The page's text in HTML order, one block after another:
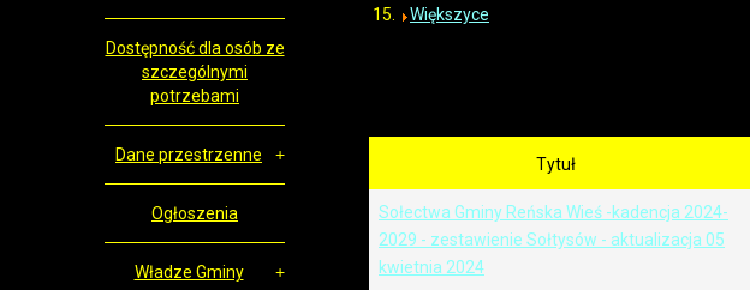
Większyce
Tytuł
Sołectwa Gminy Reńska Wieś -kadencja 2024-
2029 - zestawienie Sołtysów - aktualizacja 05
kwietnia 2024
Dostępność dla osób ze
szczególnymi
potrzebami
Dane przestrzenne
Ogłoszenia
Władze Gminy